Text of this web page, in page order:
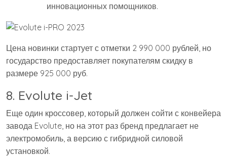
инновационных помощников.
Цена новинки стартует с отметки 2 990 000 рублей, но
государство предоставляет покупателям скидку в
размере 925 000 руб.
8. Evolute i-Jet
Еще один кроссовер, который должен сойти с конвейера
завода Evolute, но на этот раз бренд предлагает не
электромобиль, а версию с гибридной силовой
установкой.